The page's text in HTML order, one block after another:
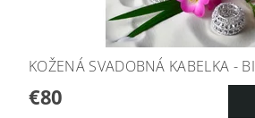
KOŽENÁ SVADOBNÁ KABELKA -
€80